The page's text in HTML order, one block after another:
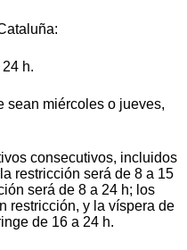
h.
sean miércoles o jueves,
consecutivos, incluidos
restricción será de 8 a 15
será de 8 a 24 h; los
restricción, y la víspera de
de 16 a 24 h.